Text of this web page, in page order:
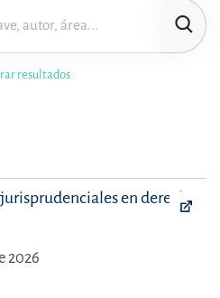
resultados
en derecho
2026